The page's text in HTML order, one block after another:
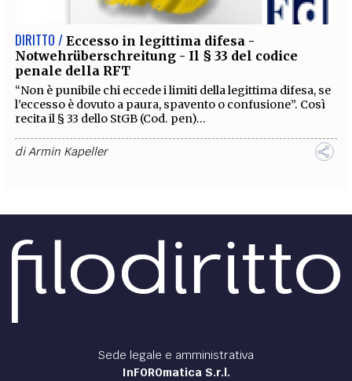
DIRITTO / Eccesso in legittima difesa -
Notwehrüberschreitung - Il § 33 del codice
penale della RFT
“Non è punibile chi eccede i limiti della legittima difesa, se
l’eccesso è dovuto a paura, spavento o confusione”. Così
recita il § 33 dello StGB (Cod. pen)...
diArmin Kapeller
accordi finalizzati a manipolare l’esito di
risp. di competizioni, alle quali partecipano
professionisti dello sport
Gli scandali verificatisi nell’ultimo decennio nell’ambito
dello sport hanno indotto il legislatore della RFT a